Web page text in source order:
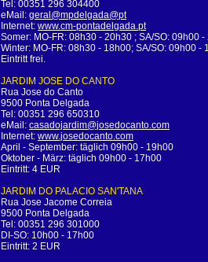
Tel: 00351 296 304400
eMail: geral@mpdelgada@pt
Internet: www.cm-pontadelgada.pt
Somer: MO-FR: 08h30 - 20h30 ; SA/SO: 09h00 -
Winter: MO-FR: 08h30 - 18h00; SA/SO: 09h00 -
Eintritt frei.
JARDIM JOSE DO CANTO
Rua Jose do Canto
9500 Ponta Delgada
Tel: 00351 296 650310
eMail: casadojardim@josedocanto.com
Internet: www.josedocanto.com
April - September: täglich 09h00 - 19h00
Oktober - März: täglich 09h00 - 17h00
Eintritt: 4 EUR
JARDIM DO PALACIO SAN'TANA
Rua Jose Jacome Correia
9500 Ponta Delgada
Tel: 00351 296 301000
DI-SO: 10h00 - 17h00
Eintritt: 2 EUR